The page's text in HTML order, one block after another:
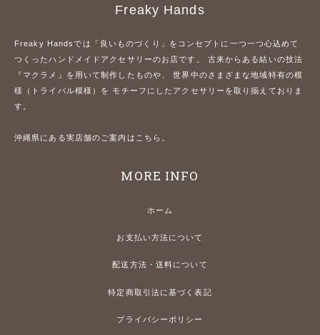
Freaky Hands
Freaky Handsでは「良いものづくり」をコンセプトに一つ一つ心込めて
つくったハンドメイドアクセサリーのお店です。 古来からある結いの技法
『マクラメ』を用いて制作したものや、 世界中のさまざまな地域特有の模
様（トライバル模様）を モチーフにしたアクセサリーを取り揃えておりま
す。
沖縄県にある実店舗のご案内はこちら。
MORE INFO
ホーム
お支払い方法について
配送方法・送料について
特定商取引法に基づく表記
プライバシーポリシー